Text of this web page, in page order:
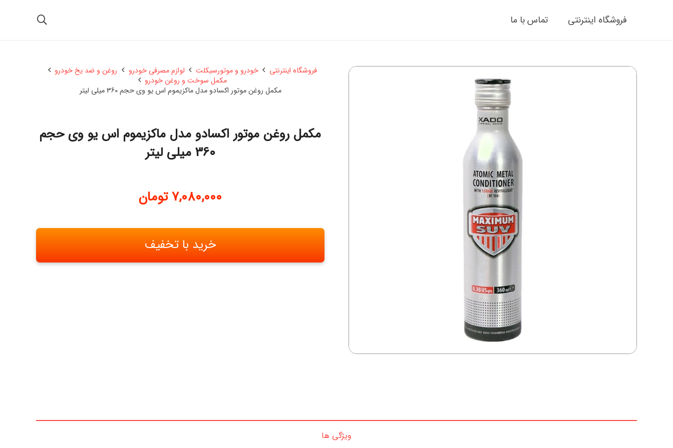
فروشگاه اینترنتی تماس با ما
فروشگاه اینترنتی خودرو و موتورسیکلت لوازم مصرفی خودرو
روغن و ضد یخ خودرو
مکمل سوخت و روغن خودرو
مکمل روغن موتور اکسادو مدل ماکزیموم اس یو وی حجم 360 میلی لیتر
مکمل روغن موتور اکسادو مدل ماکزیموم اس یو وی حجم
360 میلی لیتر
7,080,000 تومان
خرید با تخفیف
ویژگی ها